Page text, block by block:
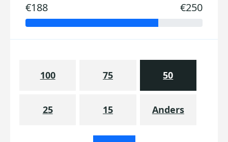
€188 €250
100 75 50
25 15 Anders